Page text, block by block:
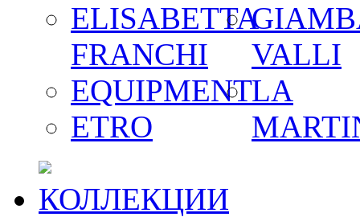
ELISABETTA
FRANCHI
EQUIPMENT
ETRO
VALLI
LA
КОЛЛЕКЦИИ